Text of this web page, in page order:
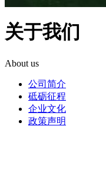
关于我们
About us
公司简介
砥砺征程
企业文化
政策声明